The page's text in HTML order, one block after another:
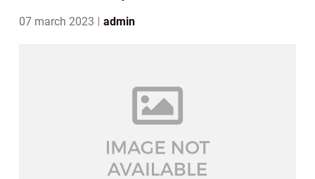
07 march 2023 admin